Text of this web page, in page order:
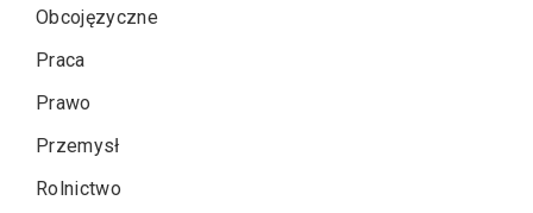
Obcojęzyczne
Praca
Prawo
Przemysł
Rolnictwo